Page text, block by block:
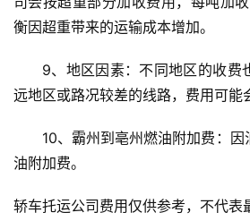
衡因超重带来的运输成本增加。
9、地区因素：不同地区的收费
远地区或路况较差的线路，费用可能
10、霸州到亳州燃油附加费：
油附加费。
轿车托运公司费用仅供参考，不代表